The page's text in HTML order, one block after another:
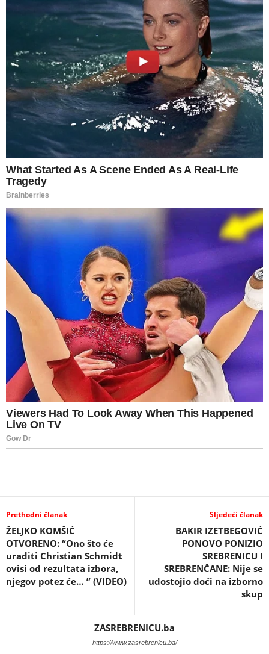
Prethodni članak
ŽELJKO KOMŠIĆ
OTVORENO: “Ono što će
uraditi Christian Schmidt
ovisi od rezultata izbora,
njegov potez će… ” (VIDEO)
Sljedeći članak
BAKIR IZETBEGOVIĆ
PONOVO PONIZIO
SREBRENICU I
SREBRENČANE: Nije se
udostojio doći na izborno
skup
ZASREBRENICU.ba
https://www.zasrebrenicu.ba/